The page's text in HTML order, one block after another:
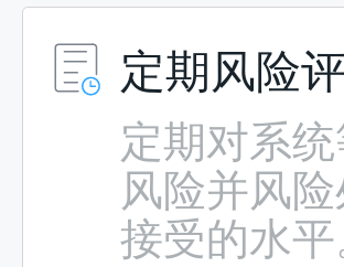
定期风险
定期对系
风险并风
接受的水平